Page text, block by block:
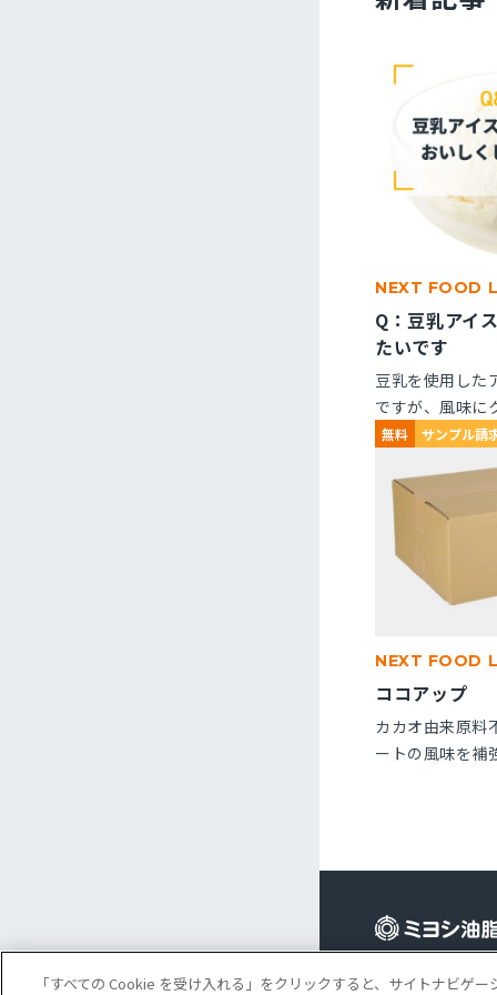
NEXT FOOD
Q：豆乳アイ
たいです
豆乳を使用した
ですが、風味に
くなりません
無料 サンプル請
NEXT FOOD
ココアップ
カカオ由来原料
ートの風味を補
「すべての Cookie を受け入れる」をクリックすると、サイトナビゲ